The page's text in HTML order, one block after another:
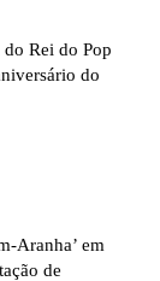
Rei do Pop
do
Aranha’ em
de